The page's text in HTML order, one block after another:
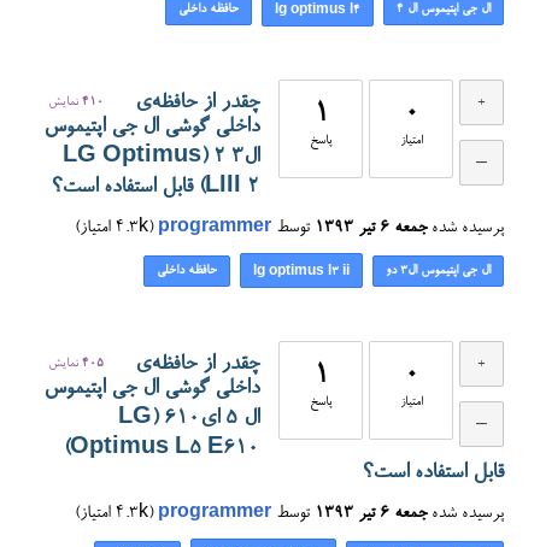
ال جی اپتیموس ال ۴ lg optimus l4 حافظه داخلی
0
امتیاز
1
پاسخ
410 نمایش
چقدر از حافظه‌ی
داخلی گوشی ال جی اپتیموس
ال۳ ۲ (LG Optimus
LIII 2) قابل استفاده است؟
پرسیده شده جمعه ۶ تیر ۱۳۹۳ توسط programmer
(
4.3k امتیاز)
ال جی اپتیموس ال۳ دو lg optimus l3 ii حافظه داخلی
0
امتیاز
1
پاسخ
405 نمایش
چقدر از حافظه‌ی
داخلی گوشی ال جی اپتیموس
ال ۵ ای۶۱۰ (LG
Optimus L5 E610)
قابل استفاده است؟
پرسیده شده جمعه ۶ تیر ۱۳۹۳ توسط programmer
(
4.3k امتیاز)